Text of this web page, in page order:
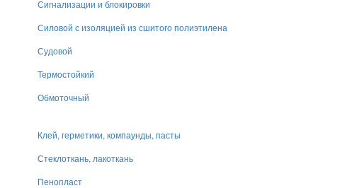
Сигнализации и блокировки
Силовой с изоляцией из сшитого полиэтилена
Судовой
Термостойкий
Обмоточный
Клей, герметики, компаунды, пасты
Стеклоткань, лакоткань
Пенопласт